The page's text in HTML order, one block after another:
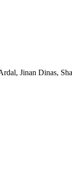
Jinan Dinas,